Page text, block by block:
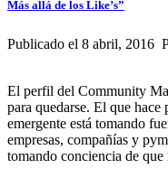
Más allá de los Like’s”
Publicado el 8 abril, 2016
El perfil del Community
para quedarse. El que
emergente está tomando
empresas, compañías y
tomando conciencia de